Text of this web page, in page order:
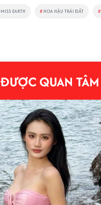
MISS EARTH # HOA HẬU TRÁI ĐẤT #
ĐƯỢC QUAN TÂM